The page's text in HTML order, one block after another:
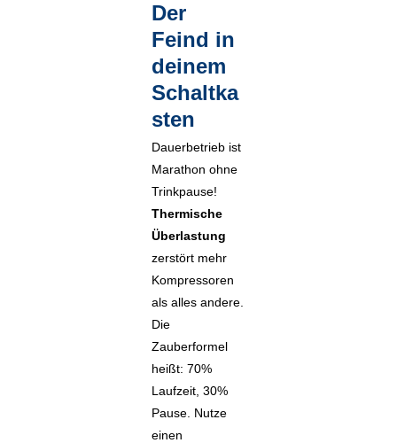
Der
Feind in
deinem
Schaltka
sten
Dauerbetrieb ist
Marathon ohne
Trinkpause!
Thermische
Überlastung
zerstört mehr
Kompressoren
als alles andere.
Die
Zauberformel
heißt: 70%
Laufzeit, 30%
Pause. Nutze
einen